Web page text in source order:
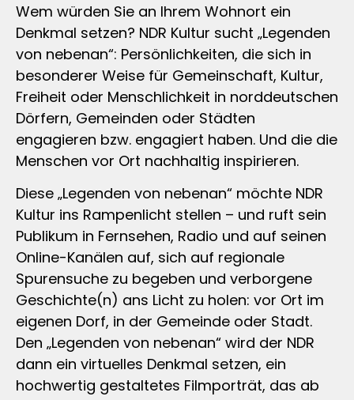
Wem würden Sie an Ihrem Wohnort ein
Denkmal setzen? NDR Kultur sucht „Legenden
von nebenan“: Persönlichkeiten, die sich in
besonderer Weise für Gemeinschaft, Kultur,
Freiheit oder Menschlichkeit in norddeutschen
Dörfern, Gemeinden oder Städten
engagieren bzw. engagiert haben. Und die die
Menschen vor Ort nachhaltig inspirieren.
Diese „Legenden von nebenan“ möchte NDR
Kultur ins Rampenlicht stellen – und ruft sein
Publikum in Fernsehen, Radio und auf seinen
Online-Kanälen auf, sich auf regionale
Spurensuche zu begeben und verborgene
Geschichte(n) ans Licht zu holen: vor Ort im
eigenen Dorf, in der Gemeinde oder Stadt.
Den „Legenden von nebenan“ wird der NDR
dann ein virtuelles Denkmal setzen, ein
hochwertig gestaltetes Filmporträt, das ab